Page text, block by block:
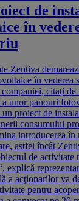
de
în
Zentiva
în vederea
citați
unor panouri
proiect de
consumului
introducerea în
astfel încât
de activitate
explică
a acţio­narilor va
pentru